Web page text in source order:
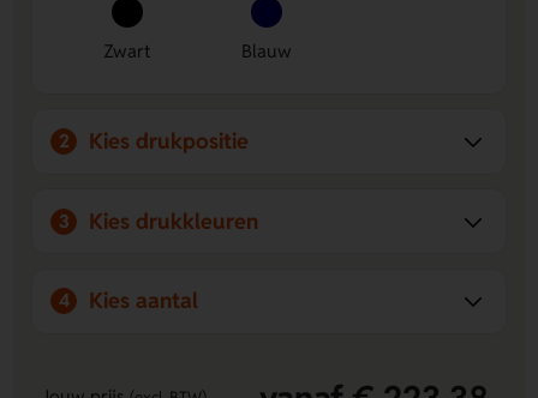
Zwart Blauw
2 Kies drukpositie
3 Kies drukkleuren
4 Kies aantal